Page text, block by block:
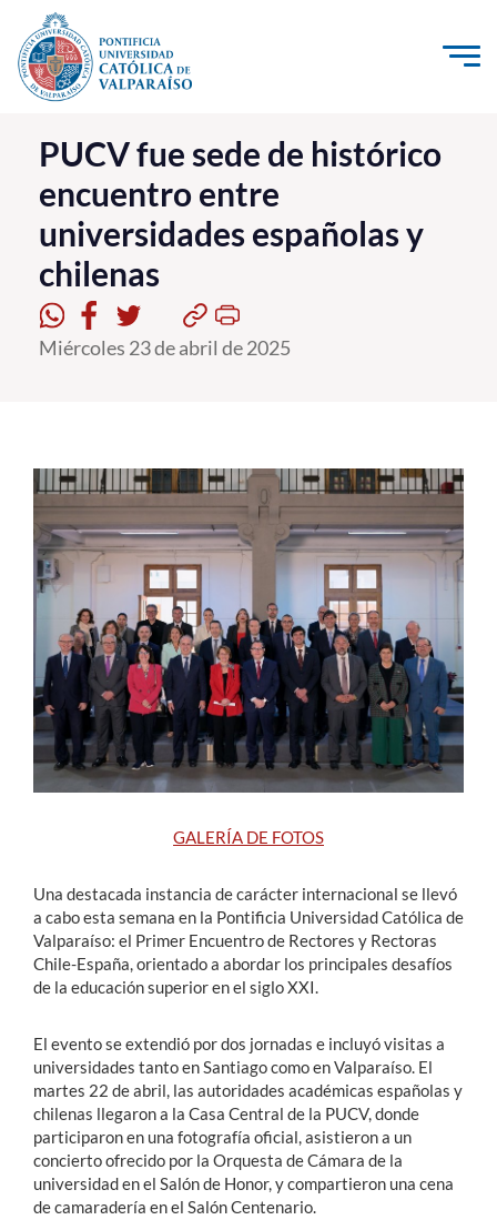
Click acá para ir directamente al contenido
La Universidad
Investigación, Creación e Innovación
PUCV Internacional
Vinculación con el Medio
Admisión
Formación Continua
Estudiantes
Académicos
Funcionarios
Alumni
English
PUCV fue sede de histórico
encuentro entre
universidades españolas y
chilenas
Miércoles 23 de abril de 2025
GALERÍA DE FOTOS
Una destacada instancia de carácter internacional se llevó
a cabo esta semana en la Pontificia Universidad Católica de
Valparaíso: el Primer Encuentro de Rectores y Rectoras
Chile-España, orientado a abordar los principales desafíos
de la educación superior en el siglo XXI.
El evento se extendió por dos jornadas e incluyó visitas a
universidades tanto en Santiago como en Valparaíso. El
martes 22 de abril, las autoridades académicas españolas y
chilenas llegaron a la Casa Central de la PUCV, donde
participaron en una fotografía oficial, asistieron a un
concierto ofrecido por la Orquesta de Cámara de la
universidad en el Salón de Honor, y compartieron una cena
de camaradería en el Salón Centenario.